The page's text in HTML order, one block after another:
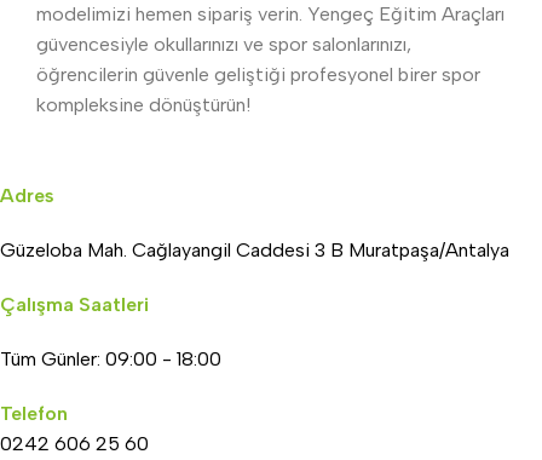
modelimizi hemen sipariş verin. Yengeç Eğitim Araçları
güvencesiyle okullarınızı ve spor salonlarınızı,
öğrencilerin güvenle geliştiği profesyonel birer spor
kompleksine dönüştürün!
Adres
Güzeloba Mah. Cağlayangil Caddesi 3 B Muratpaşa/Antalya
Çalışma Saatleri
Tüm Günler: 09:00 - 18:00
Telefon
0242 606 25 60